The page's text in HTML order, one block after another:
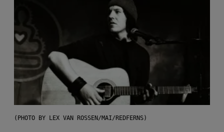
(PHOTO BY LEX VAN ROSSEN/MAI/REDFERNS)